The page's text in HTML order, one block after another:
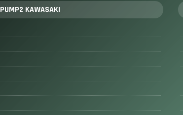
PUMP2 KAWASAKI